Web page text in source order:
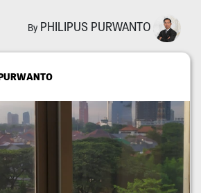
By PHILIPUS PURWANTO